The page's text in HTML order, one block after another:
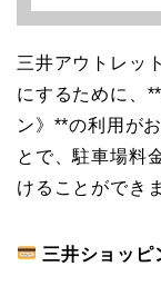
三井アウトレッ
にするために、
ン》**の利用が
とで、駐車場料
けることができ
三井ショッピ